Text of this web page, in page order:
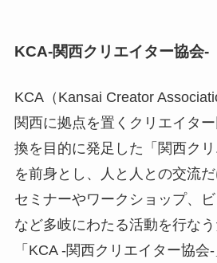
KCA-関西クリエイター協会-
KCA（Kansai Creator
関西に拠点を置くクリエイタ
換を目的に発足した「関西クリ
を前身とし、人と人との交流だ
セミナーやワークショップ、
など多岐にわたる活動を行な
「KCA -関西クリエイター協会-